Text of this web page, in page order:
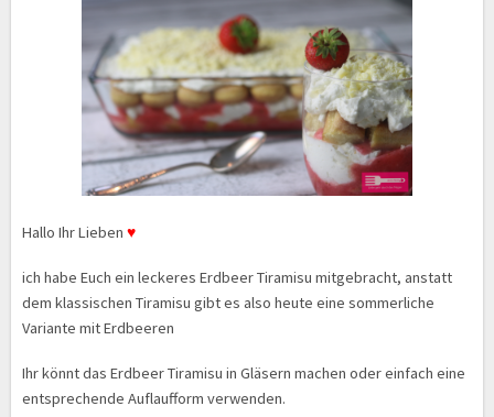
Hallo Ihr Lieben ♥
ich habe Euch ein leckeres Erdbeer Tiramisu mitgebracht, anstatt
dem klassischen Tiramisu gibt es also heute eine sommerliche
Variante mit Erdbeeren
Ihr könnt das Erdbeer Tiramisu in Gläsern machen oder einfach eine
entsprechende Auflaufform verwenden.